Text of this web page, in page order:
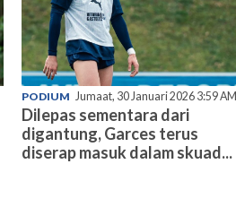
PODIUM Jumaat, 30 Januari 2026 3:59 AM
Dilepas sementara dari
digantung, Garces terus
diserap masuk dalam skuad...